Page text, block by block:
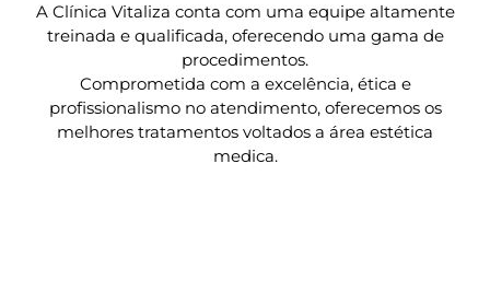
A Clínica Vitaliza conta com uma equipe altamente
treinada e qualificada, oferecendo uma gama de
procedimentos.
Comprometida com a excelência, ética e
profissionalismo no atendimento, oferecemos os
melhores tratamentos voltados a área estética
medica.